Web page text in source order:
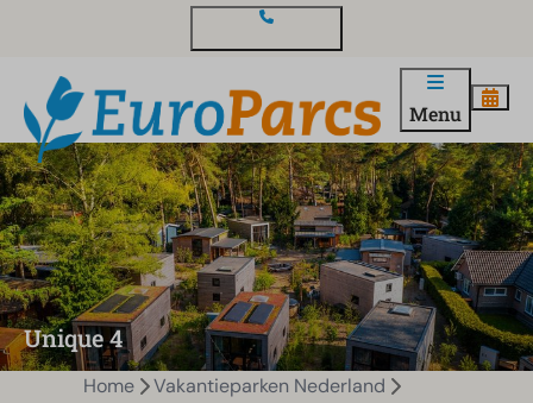
Menu
Unique 4
Home
Vakantieparken Nederland